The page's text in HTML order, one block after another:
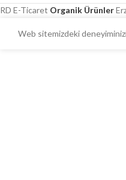
RD E-Ticaret Organik Ürünler
Web sitemizdeki